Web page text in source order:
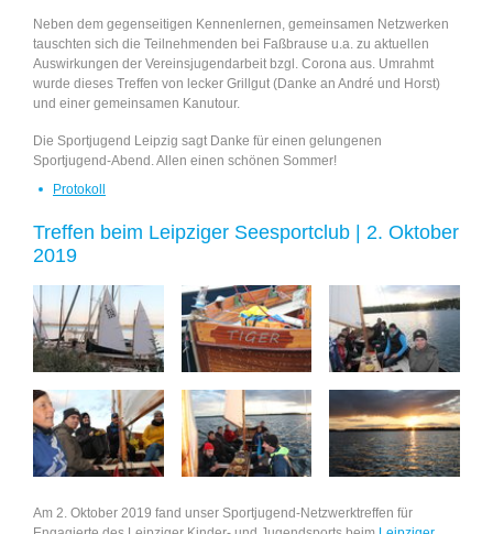
Neben dem gegenseitigen Kennenlernen, gemeinsamen Netzwerken
tauschten sich die Teilnehmenden bei Faßbrause u.a. zu aktuellen
Auswirkungen der Vereinsjugendarbeit bzgl. Corona aus. Umrahmt
wurde dieses Treffen von lecker Grillgut (Danke an André und Horst)
und einer gemeinsamen Kanutour.
Die Sportjugend Leipzig sagt Danke für einen gelungenen
Sportjugend-Abend. Allen einen schönen Sommer!
Protokoll
Treffen beim Leipziger Seesportclub | 2. Oktober
2019
Am 2. Oktober 2019 fand unser Sportjugend-Netzwerktreffen für